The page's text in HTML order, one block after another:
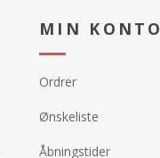
MIN KONTO
Ordrer
Ønskeliste
Åbningstider